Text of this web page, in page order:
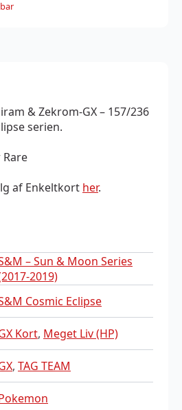
& Zekrom-GX – 157/236
serien.
af Enkeltkort her.
– Sun & Moon Series
2019)
Cosmic Eclipse
Kort, Meget Liv (HP)
, TAG TEAM